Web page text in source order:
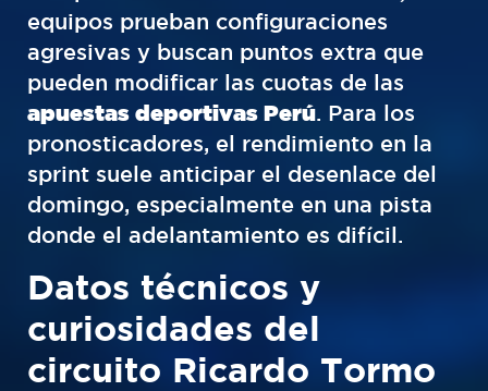
equipos prueban configuraciones
agresivas y buscan puntos extra que
pueden modificar las cuotas de las
apuestas deportivas Perú. Para los
pronosticadores, el rendimiento en la
sprint suele anticipar el desenlace del
domingo, especialmente en una pista
donde el adelantamiento es difícil.
Datos técnicos y
curiosidades del
circuito Ricardo Tormo